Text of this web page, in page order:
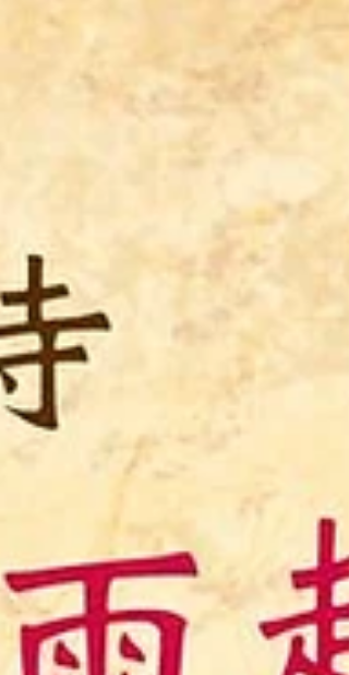
南無阿彌陀佛加持，及西方三聖相助，
亦與玉皇大帝溝通，派多位神眾雷神、
電神、雨神、風神等幫忙，祈能盡快化
解旱災之象，亦將陸續訪問每一位神眾